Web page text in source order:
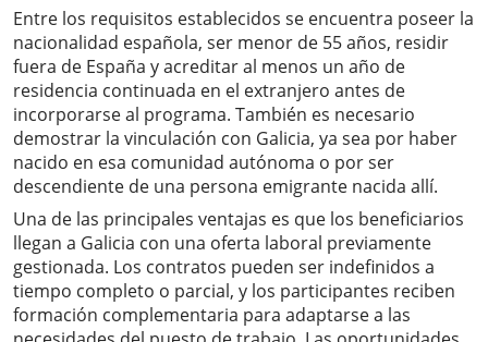
Entre los requisitos establecidos se encuentra poseer la
nacionalidad española, ser menor de 55 años, residir
fuera de España y acreditar al menos un año de
residencia continuada en el extranjero antes de
incorporarse al programa. También es necesario
demostrar la vinculación con Galicia, ya sea por haber
nacido en esa comunidad autónoma o por ser
descendiente de una persona emigrante nacida allí.
Una de las principales ventajas es que los beneficiarios
llegan a Galicia con una oferta laboral previamente
gestionada. Los contratos pueden ser indefinidos a
tiempo completo o parcial, y los participantes reciben
formación complementaria para adaptarse a las